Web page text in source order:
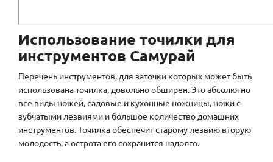
Использование точилки для
инструментов Самурай
Перечень инструментов, для заточки которых может быть
использована точилка, довольно обширен. Это абсолютно
все виды ножей, садовые и кухонные ножницы, ножи с
зубчатыми лезвиями и большое количество домашних
инструментов. Точилка обеспечит старому лезвию вторую
молодость, а острота его сохранится надолго.